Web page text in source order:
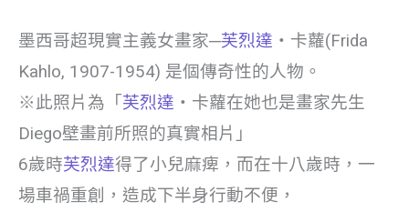
墨西哥超現實主義女畫家─芙烈達 ‧卡蘿(Frida
Kahlo, 1907-1954) 是個傳奇性的人物。
※此照片為「芙烈達 ‧卡蘿在她也是畫家先生
Diego壁畫前所照的真實相片」
6歲時芙烈達得了小兒麻痺，而在十八歲時，一
場車禍重創，造成下半身行動不便，